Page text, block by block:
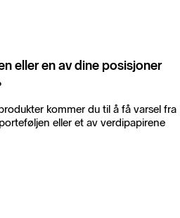
eller en av dine posisjoner
kommer du til å få varsel fra
eller et av verdipapirene